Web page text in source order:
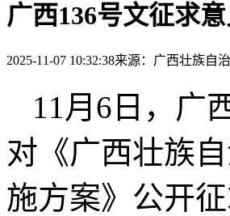
广西136号文征求
2025-11-07 10:32:38来源：广西壮族自
11月6日，广
对《广西壮族
施方案》公开